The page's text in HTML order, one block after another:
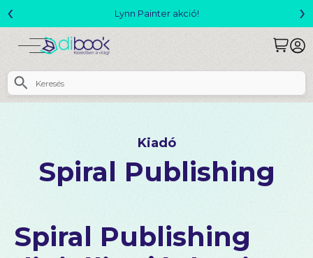
Lynn Painter akció!
‹ ›
Kiadó
Spiral Publishing
Spiral Publishing